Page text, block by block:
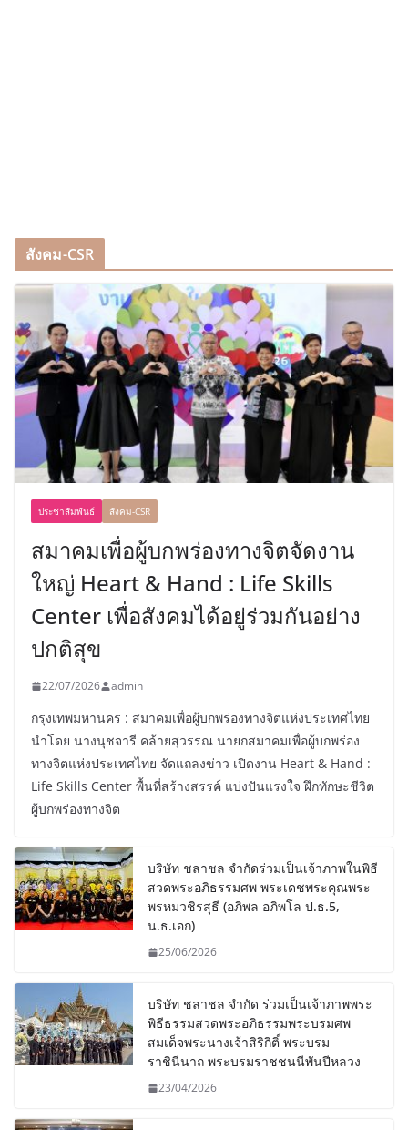
สังคม-CSR
ประชาสัมพันธ์ สังคม-CSR
สมาคมเพื่อผู้บกพร่องทางจิตจัดงาน
ใหญ่ Heart & Hand : Life Skills
Center เพื่อสังคมได้อยู่ร่วมกันอย่าง
ปกติสุข
22/07/2026 admin
กรุงเทพมหานคร : สมาคมเพื่อผู้บกพร่องทางจิตแห่งประเทศไทย
นำโดย นางนุชจารี คล้ายสุวรรณ นายกสมาคมเพื่อผู้บกพร่อง
ทางจิตแห่งประเทศไทย จัดแถลงข่าว เปิดงาน Heart & Hand :
Life Skills Center พื้นที่สร้างสรรค์ แบ่งปันแรงใจ ฝึกทักษะชีวิต
ผู้บกพร่องทางจิต
บริษัท ชลาชล จำกัดร่วมเป็นเจ้าภาพในพิธี
สวดพระอภิธรรมศพ พระเดชพระคุณพระ
พรหมวชิรสุธี (อภิพล อภิพโล ป.ธ.5,
น.ธ.เอก)
25/06/2026
บริษัท ชลาชล จำกัด ร่วมเป็นเจ้าภาพพระ
พิธีธรรมสวดพระอภิธรรมพระบรมศพ
สมเด็จพระนางเจ้าสิริกิติ์ พระบรม
ราชินีนาถ พระบรมราชชนนีพันปีหลวง
23/04/2026